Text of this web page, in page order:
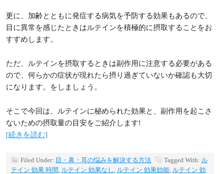
更に、加齢とともに発症する病気を予防する効果もあるので、
目に異常を感じたときはルテインを積極的に摂取することをお
すすめします。
ただ、ルテインを摂取するときは副作用に注意する必要がある
ので、何らかの症状が現れたら摂り過ぎていないか確認も大切
になります。をしましょう。
そこで今回は、ルテインに秘められた効果と、副作用を起こさ
ないための摂取量の目安をご紹介します!
[続きを読む]
Filed Under: 目・鼻・耳の悩みを解決する方法 Tagged With: ル
テイン 効果 時間 ルテイン 効果なし ルテイン 効果効能 ルテイン 効